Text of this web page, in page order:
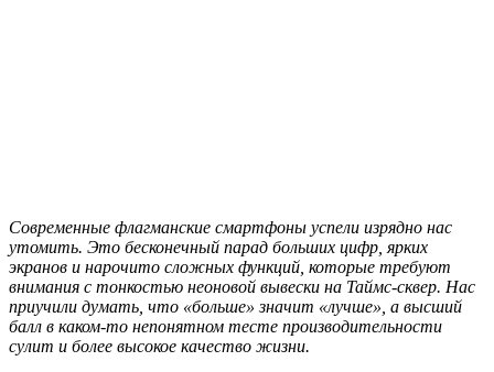
Современные флагманские смартфоны успели изрядно нас
утомить. Это бесконечный парад больших цифр, ярких
экранов и нарочито сложных функций, которые требуют
внимания с тонкостью неоновой вывески на Таймс-сквер. Нас
приучили думать, что «больше» значит «лучше», а высший
балл в каком-то непонятном тесте производительности
сулит и более высокое качество жизни.